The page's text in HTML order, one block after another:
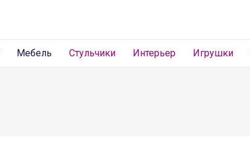
Мебель Стульчики Интерьер Игрушки